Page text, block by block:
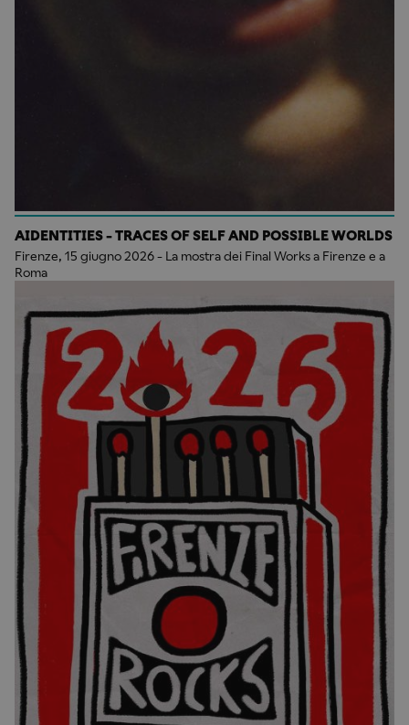
AIDENTITIES - TRACES OF SELF AND POSSIBLE WORLDS
Firenze, 15 giugno 2026 - La mostra dei Final Works a Firenze e a
Roma